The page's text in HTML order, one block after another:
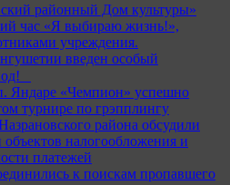
районный Дом культуры»
час «Я выбираю жизнь!»,
учреждения.
введен особый
Яндаре «Чемпион» успешно
турнире по грэпплингу
района обсудили
налогообложения и
платежей
к поискам пропавшего